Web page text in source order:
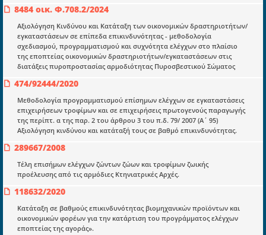
8484 οικ. Φ.708.2/2024
Αξιολόγηση Κινδύνου και Κατάταξη των οικονομικών δραστηριοτήτων/
εγκαταστάσεων σε επίπεδα επικινδυνότητας - μεθοδολογία
σχεδιασμού, προγραμματισμού και συχνότητα ελέγχων στο πλαίσιο
της εποπτείας οικονομικών δραστηριοτήτων/εγκαταστάσεων στις
διατάξεις πυροπροστασίας αρμοδιότητας Πυροσβεστικού Σώματος
474/92444/2020
Μεθοδολογία προγραμματισμού επίσημων ελέγχων σε εγκαταστάσεις
επιχειρήσεων τροφίμων και σε επιχειρήσεις πρωτογενούς παραγωγής
της περίπτ. α της παρ. 2 του άρθρου 3 του π.δ. 79/ 2007 (Α΄ 95)
Αξιολόγηση κινδύνου και κατάταξή τους σε βαθμό επικινδυνότητας.
289667/2008
Τέλη επισήμων ελέγχων ζώντων ζώων και τροφίμων ζωικής
προέλευσης από τις αρμόδιες Κτηνιατρικές Αρχές.
118632/2020
Κατάταξη σε βαθμούς επικινδυνότητας βιομηχανικών προϊόντων και
οικονομικών φορέων για την κατάρτιση του προγράμματος ελέγχων
εποπτείας της αγοράς».
μετατράπηκε σε επιχειρηματική οντότητα και φιλοδοξεί να συμβάλλει
στην διάδοση της γνώσης.
Επικαιρότητα
E-book
Οδηγοί εκκαθάρισης
Νόμοι και προεδρικά διατάγματα
Υπουργικές αποφάσεις
Νομολογία και Γνωμοδοτήσεις ΝΣΚ